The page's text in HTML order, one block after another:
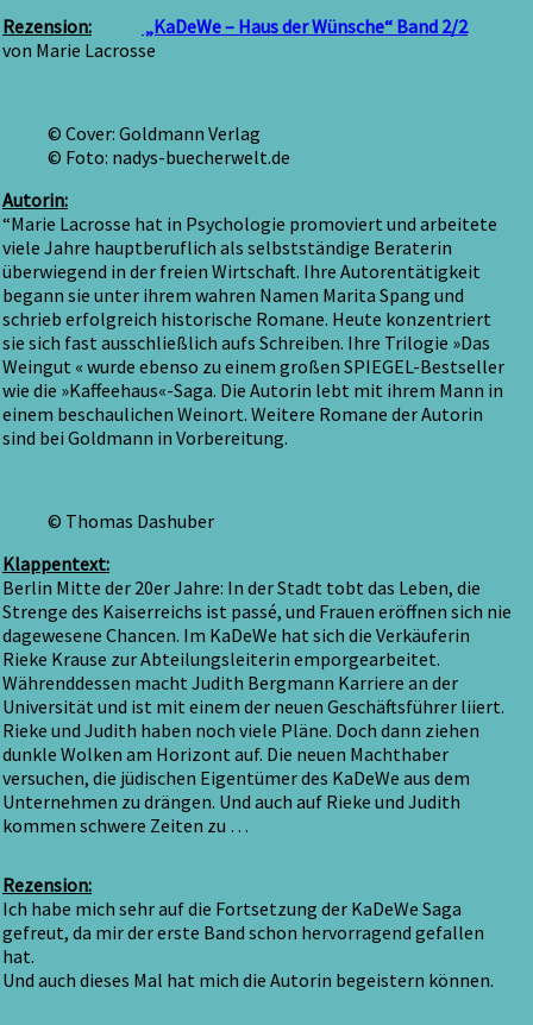
2/2)
von
Marie
Rezension
Rezension:
„KaDeWe – Haus der Wünsche“ Band 2/2
von Marie Lacrosse
© Cover: Goldmann Verlag
© Foto: nadys-buecherwelt.de
Autorin:
“Marie Lacrosse hat in Psychologie promoviert und arbeitete
viele Jahre hauptberuflich als selbstständige Beraterin
überwiegend in der freien Wirtschaft. Ihre Autorentätigkeit
begann sie unter ihrem wahren Namen Marita Spang und
schrieb erfolgreich historische Romane. Heute konzentriert
sie sich fast ausschließlich aufs Schreiben. Ihre Trilogie »Das
Weingut « wurde ebenso zu einem großen SPIEGEL-Bestseller
wie die »Kaffeehaus«-Saga. Die Autorin lebt mit ihrem Mann in
einem beschaulichen Weinort. Weitere Romane der Autorin
sind bei Goldmann in Vorbereitung.
© Thomas Dashuber
Klappentext:
Berlin Mitte der 20er Jahre: In der Stadt tobt das Leben, die
Strenge des Kaiserreichs ist passé, und Frauen eröffnen sich nie
dagewesene Chancen. Im KaDeWe hat sich die Verkäuferin
Rieke Krause zur Abteilungsleiterin emporgearbeitet.
Währenddessen macht Judith Bergmann Karriere an der
Universität und ist mit einem der neuen Geschäftsführer liiert.
Rieke und Judith haben noch viele Pläne. Doch dann ziehen
dunkle Wolken am Horizont auf. Die neuen Machthaber
versuchen, die jüdischen Eigentümer des KaDeWe aus dem
Unternehmen zu drängen. Und auch auf Rieke und Judith
kommen schwere Zeiten zu …
Rezension:
Ich habe mich sehr auf die Fortsetzung der KaDeWe Saga
gefreut, da mir der erste Band schon hervorragend gefallen
hat.
Und auch dieses Mal hat mich die Autorin begeistern können.